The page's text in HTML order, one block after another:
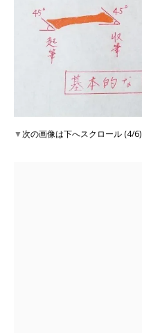
▼次の画像は下へスクロール (4/6)